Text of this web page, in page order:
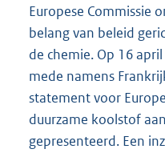
Europese Commissie
belang van beleid
de chemie. Op 16
mede namens
statement voor
duurzame koolstof
gepresenteerd. Een